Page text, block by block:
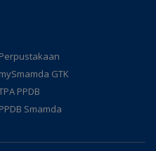
Perpustakaan
mySmamda GTK
PPDB
PPDB Smamda